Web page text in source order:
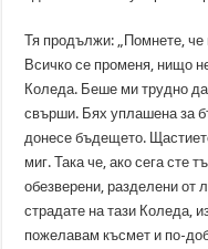
Тя продължи: „Помнете, че
Всичко се променя, нищо
Коледа. Беше ми трудно
свърши. Бях уплашена за
донесе бъдещето.
миг. Така че, ако сега сте
обезверени, разделени от
страдате на тази Коледа,
пожелавам късмет и по-